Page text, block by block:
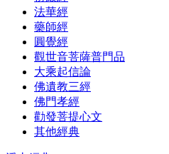
法華經
藥師經
圓覺經
觀世音菩薩普門品
大乘起信論
佛遺教三經
佛門孝經
勸發菩提心文
其他經典